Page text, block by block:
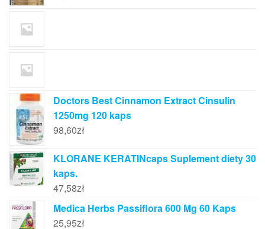
Doctors Best Cinnamon Extract Cinsulin
1250mg 120 kaps
98,60zł
KLORANE KERATINcaps Suplement diety 30
kaps.
47,58zł
Medica Herbs Passiflora 600 Mg 60 Kaps
25,95zł